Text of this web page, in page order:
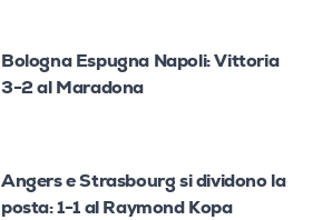
Bologna Espugna Napoli: Vittoria
3-2 al Maradona
Angers e Strasbourg si dividono la
posta: 1-1 al Raymond Kopa